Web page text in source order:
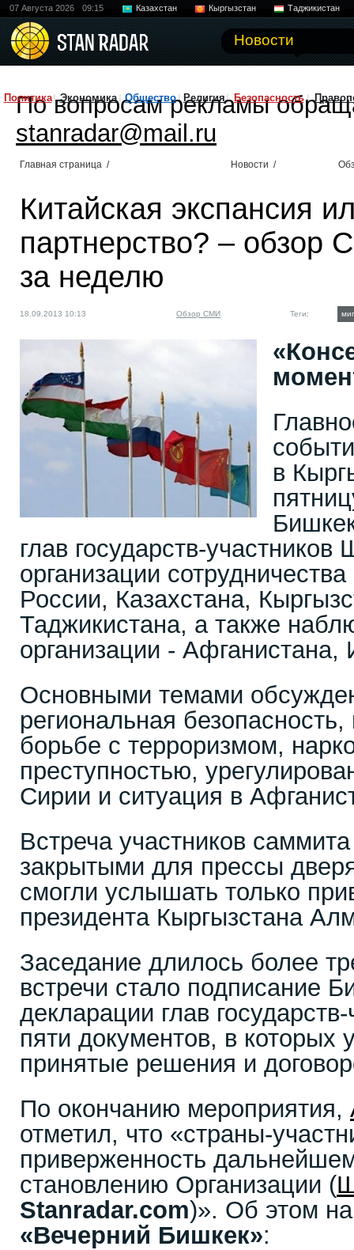
07 Августа 2026 09:15 Казахстан Кыргызстан Таджикистан
Новости
Политика Экономика Общество Религия Безопасность
По вопросам рекламы
stanradar@mail.ru
Главная страница / Новости /
Китайская экспансия
партнерство? – обзор
за неделю
18.09.2013 10:13 Обзор СМИ Теги:
в
глав государств-участников
организации сотрудничества
России, Казахстана,
Таджикистана, а также
организации -
Основными темами
региональная
борьбе с терроризмом,
преступностью,
Сирии и ситуация в
Встреча участников
закрытыми для прессы
смогли услышать только
президента Кыргызстана
Заседание длилось более
встречи стало подписание
декларации глав
пяти документов, в которых
принятые решения и
По окончанию мероприятия,
отметил, что «страны-
приверженность
становлению Организации (
Stanradar.com)». Об этом
«Вечерний Бишкек»: